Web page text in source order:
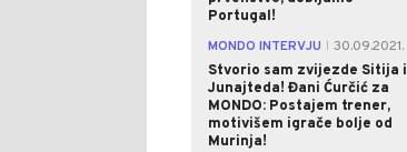
Portugal!
MONDO INTERVJU
30.09.2021.
Stvorio sam zvijezde Sitija i
Junajteda! Đani Ćurčić za
MONDO: Postajem trener,
motivišem igrače bolje od
Murinja!